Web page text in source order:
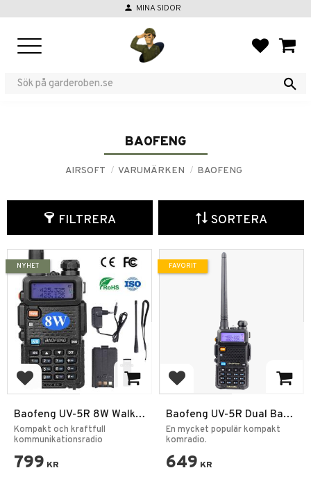
person MINA SIDOR
BAOFENG
AIRSOFT VARUMÄRKEN BAOFENG
FILTRERA SORTERA
Lägg till i favoriter
Baofeng UV-5R 8W Walkie
Talkie – Dual Band
VHF/UHF Radio
Kompakt och kraftfull
kommunikationsradio
799 KR
NYHET
Lägg till i favoriter
Baofeng UV-5R Dual Band
Tvåvägsradio
En mycket populär kompakt
komradio.
649 KR
FAVORIT